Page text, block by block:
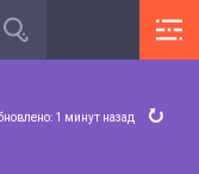
1 минут назад